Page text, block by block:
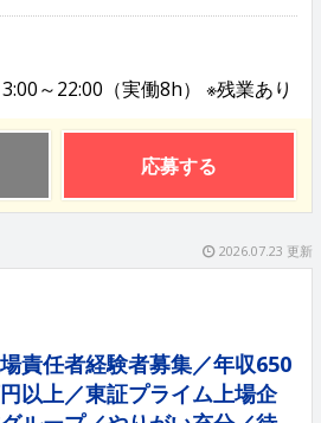
～22:00（実働8h） ※残業あり
応募する
2026.07.23 更新
責任者経験者募集／年収650
以上／東証プライム上場企